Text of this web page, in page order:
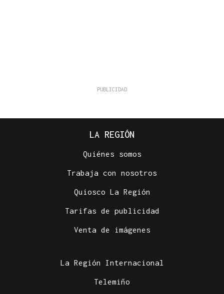
LA REGIÓN
Quiénes somos
Trabaja con nosotros
Quiosco La Región
Tarifas de publicidad
Venta de imágenes
La Región Internacional
Telemiño